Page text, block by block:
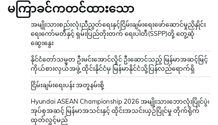
မကြာခင်ကတင်ထားသော
အမျိုးသားစည်းလုံးညီညွတ်ရေးနှင့်ငြိမ်းချမ်းရေးဖော်ဆောင်မှုညှိနှိုင်း
ရေးကော်မတီနှင့် ရှမ်းပြည်တိုးတက် ရေးပါတီ(SSPP)တို့ တွေ့ဆုံ
ဆွေးနွေး
နိုင်ငံတော်သမ္မတ ဦးမင်းအောင်လှိုင် ဦးဆောင်သည့် မြန်မာအဆင့်မြင့်
ကိုယ်စားလှယ်အဖွဲ့ ထိုင်းနိုင်ငံမှ မြန်မာနိုင်ငံသို့ပြန်လည်ရောက်ရှိ
ငြိမ်းချမ်းရေးပန်း အတူနမ်းစို့
Hyundai ASEAN Championship 2026 အမျိုးသားဘောလုံးပြိုင်ပွဲ၊
အုပ်စုအဆင့် မြန်မာအသင်းနှင့် ထိုင်းအသင်းယှဉ်ပြိုင်မှု တိုက်ရိုက်
ထုတ်လွှင့်မည်